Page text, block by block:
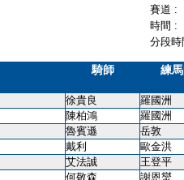
賽道 :
時間 :
分段
騎師 練
徐貴良 羅國洲
陳柏鴻 羅國洲
魯賓遜 岳敦
戴利 歐金洪
艾法誠 王登平
何敬森 謝恩爕